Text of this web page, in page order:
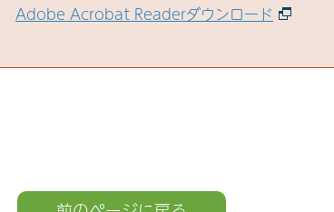
Adobe Acrobat Readerダウンロード